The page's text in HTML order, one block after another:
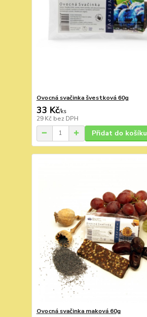
Ovocná svačinka švestková 60g
33 Kč/ks
29 Kč bez DPH
Přidat do košíku
Ovocná svačinka maková 60g